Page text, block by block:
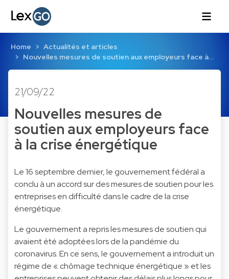
Home
Actualités et articles
Nouvelles mesures de soutien aux employeurs face à…
21/09/22
Nouvelles mesures de
soutien aux employeurs face
à la crise énergétique
Le 16 septembre dernier, le gouvernement fédéral a
conclu à un accord sur des mesures de soutien pour les
entreprises en difficulté dans le cadre de la crise
énergétique.
Le gouvernement a repris les mesures de soutien qui
avaient été adoptées lors de la pandémie du
coronavirus. En ce sens, le gouvernement a introduit un
régime de « chômage technique énergétique » et les